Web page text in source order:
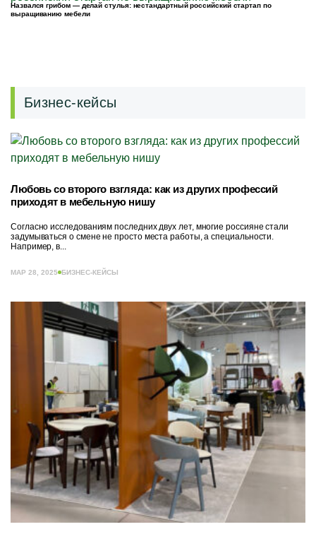
Назвался грибом — делай стулья: нестандартный российский стартап по
выращиванию мебели
Бизнес-кейсы
Любовь со второго взгляда: как из других профессий
приходят в мебельную нишу
Согласно исследованиям последних двух лет, многие россияне стали
задумываться о смене не просто места работы, а специальности.
Например, в...
МАР 28, 2025 БИЗНЕС-КЕЙСЫ